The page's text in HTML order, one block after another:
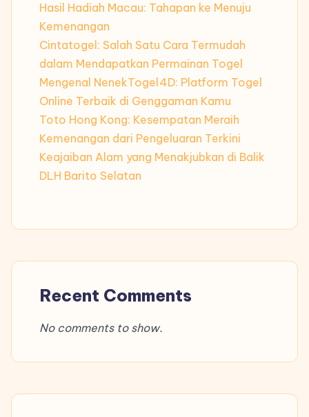
Hasil Hadiah Macau: Tahapan ke Menuju
Kemenangan
Cintatogel: Salah Satu Cara Termudah
dalam Mendapatkan Permainan Togel
Mengenal NenekTogel4D: Platform Togel
Online Terbaik di Genggaman Kamu
Toto Hong Kong: Kesempatan Meraih
Kemenangan dari Pengeluaran Terkini
Keajaiban Alam yang Menakjubkan di Balik
DLH Barito Selatan
Recent Comments
No comments to show.